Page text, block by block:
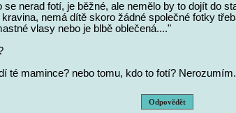
se nerad fotí, je běžné, ale nemělo by to dojít do
nemá dítě skoro žádné společné fotky
vlasy nebo je blbě oblečená...."
té mamince? nebo tomu, kdo to fotí? Nerozumím.
Odpovědět